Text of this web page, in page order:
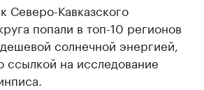
Северо-Кавказского
попали в топ-10 регионов
солнечной энергией,
ссылкой на исследование